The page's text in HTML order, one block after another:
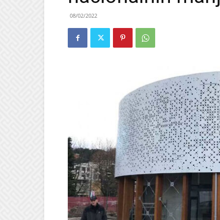
08/02/2022